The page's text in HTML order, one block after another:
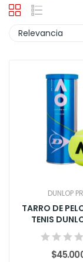
Relevancia
DUNLOP
TARRO DE
TENIS